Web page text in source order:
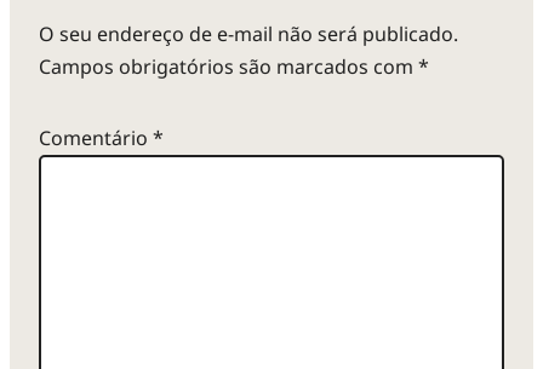
O seu endereço de e-mail não será publicado.
Campos obrigatórios são marcados com *
Comentário *